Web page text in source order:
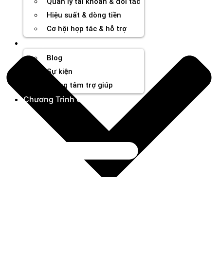
Hiệu suất & dòng tiền
Cơ hội hợp tác & hỗ trợ
Blog
Sự kiện
Trung tâm trợ giúp
Chương Trình Creator